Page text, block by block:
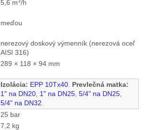
5,6 m /h
meďou
nerezový doskový výmenník (nerezová oceľ
AISI 316)
289 × 118 × 94 mm
Izolácia: EPP 10Tx40. Prevlečná matka:
1" na DN20, 1" na DN25, 5/4" na DN25,
5/4" na DN32.
25 bar
7,2 kg